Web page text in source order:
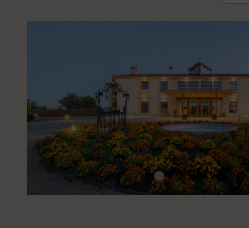
SOY UNA EMPRESA
PROPÓSITO